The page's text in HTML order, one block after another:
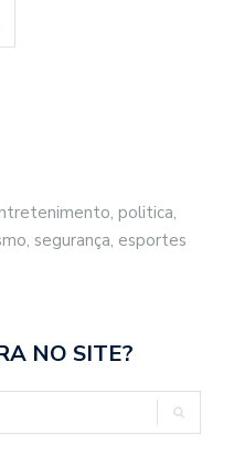
politica,
segurança, esportes
NO SITE?